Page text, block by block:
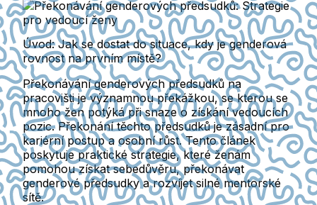
Úvod: Jak se dostat do situace, kdy je genderová
rovnost na prvním místě?
Překonávání genderových předsudků na
pracovišti je významnou překážkou, se kterou se
mnoho žen potýká při snaze o získání vedoucích
pozic. Překonání těchto předsudků je zásadní pro
kariérní postup a osobní růst. Tento článek
poskytuje praktické strategie, které ženám
pomohou získat sebedůvěru, překonávat
genderové předsudky a rozvíjet silné mentorské
sítě.